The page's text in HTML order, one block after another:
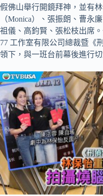
假佛山舉行開鏡拜神，並有
（Monica）、張振朗、曹永
祖儀、高鈞賢、張松枝出席
77 工作室有限公司總裁暨《
領下，與一班台前幕後進行